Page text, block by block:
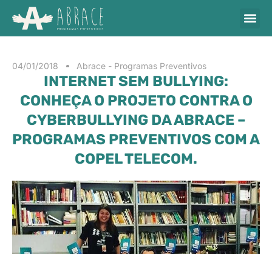
04/01/2018 Abrace - Programas Preventivos
INTERNET SEM BULLYING:
CONHEÇA O PROJETO CONTRA O
CYBERBULLYING DA ABRACE –
PROGRAMAS PREVENTIVOS COM A
COPEL TELECOM.